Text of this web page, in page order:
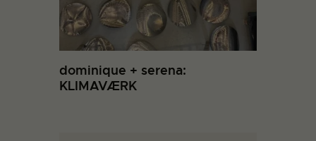
dominique + serena:
KLIMAVÆRK